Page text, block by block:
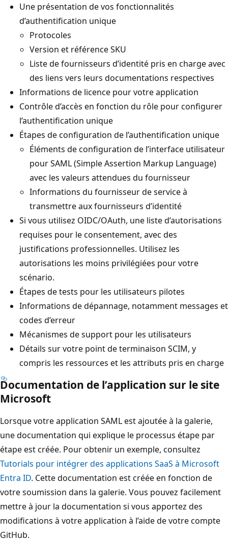
Une présentation de vos fonctionnalités
d’authentification unique
Protocoles
Version et référence SKU
Liste de fournisseurs d’identité pris en charge avec
des liens vers leurs documentations respectives
Informations de licence pour votre application
Contrôle d’accès en fonction du rôle pour configurer
l’authentification unique
Étapes de configuration de l’authentification unique
Éléments de configuration de l’interface utilisateur
pour SAML (Simple Assertion Markup Language)
avec les valeurs attendues du fournisseur
Informations du fournisseur de service à
transmettre aux fournisseurs d’identité
Si vous utilisez OIDC/OAuth, une liste d’autorisations
requises pour le consentement, avec des
justifications professionnelles. Utilisez les
autorisations les moins privilégiées pour votre
scénario.
Étapes de tests pour les utilisateurs pilotes
Informations de dépannage, notamment messages et
codes d’erreur
Mécanismes de support pour les utilisateurs
Détails sur votre point de terminaison SCIM, y
compris les ressources et les attributs pris en charge
Documentation de l’application sur le site
Microsoft
Lorsque votre application SAML est ajoutée à la galerie,
une documentation qui explique le processus étape par
étape est créée. Pour obtenir un exemple, consultez
Tutorials pour intégrer des applications SaaS à Microsoft
Entra ID. Cette documentation est créée en fonction de
votre soumission dans la galerie. Vous pouvez facilement
mettre à jour la documentation si vous apportez des
modifications à votre application à l’aide de votre compte
GitHub.